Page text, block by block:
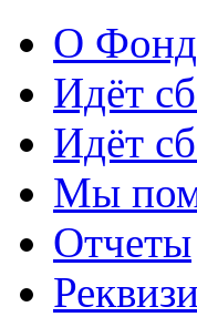
О
Идёт
Идёт
Мы
Отчеты